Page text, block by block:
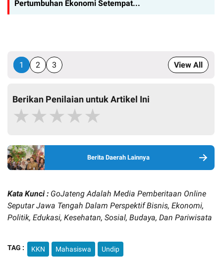
Pertumbuhan Ekonomi Setempat...
1 2 3 View All
Berikan Penilaian untuk Artikel Ini
★★★★★
Berita Daerah Lainnya
Kata Kunci : GoJateng Adalah Media Pemberitaan Online
Seputar Jawa Tengah Dalam Perspektif Bisnis, Ekonomi,
Politik, Edukasi, Kesehatan, Sosial, Budaya, Dan Pariwisata
TAG : KKN Mahasiswa Undip